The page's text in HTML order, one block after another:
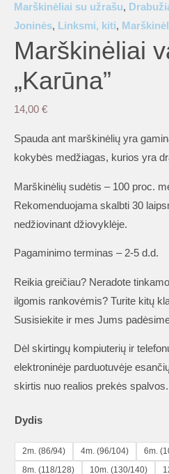
Marškinėliai su užrašu,
Joninės, Linksmi, kiti,
Marškinėliai
„Karūna”
14,00 €
Spauda ant marškinėlių yra
kokybės medžiagas, kurios yra
Marškinėlių sudėtis – 100 proc.
Rekomenduojama skalbti 30
nedžiovinant džiovyklėje.
Pagaminimo terminas – 2-5 d.d.
Reikia greičiau? Neradote
ilgomis rankovėmis? Turite kitų
Susisiekite ir mes Jums
Dėl skirtingų kompiuterių ir
elektroninėje parduotuvėje
skirtis nuo realios prekės spalvos.
Dydis
2m. (86/94) 4m. (96/104)
6m.
8m. (118/128)
10m. (130/140)